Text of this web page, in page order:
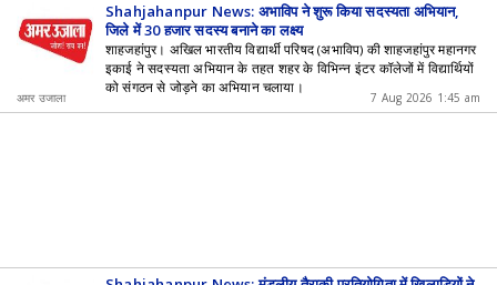
Shahjahanpur News: अभाविप ने शुरू किया सदस्यता अभियान,
जिले में 30 हजार सदस्य बनाने का लक्ष्य
शाहजहांपुर। अखिल भारतीय विद्यार्थी परिषद (अभाविप) की शाहजहांपुर महानगर
इकाई ने सदस्यता अभियान के तहत शहर के विभिन्न इंटर कॉलेजों में विद्यार्थियों
को संगठन से जोड़ने का अभियान चलाया।
अमर उजाला 7 Aug 2026 1:45 am